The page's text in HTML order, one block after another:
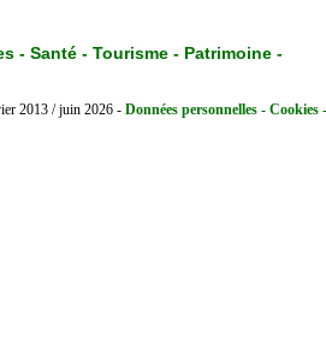
- Santé - Tourisme - Patrimoine -
2013 / juin 2026 - Données personnelles - Cookies